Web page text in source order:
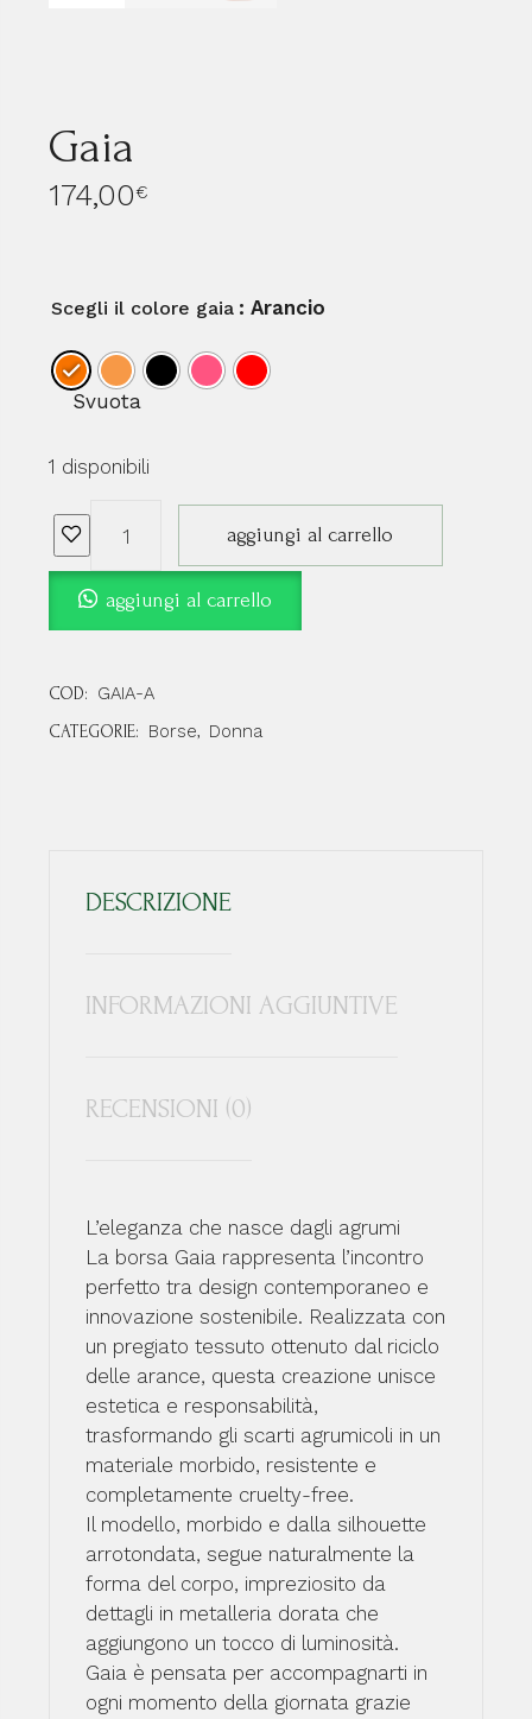
Gaia
174,00€
Scegli il colore gaia : Arancio
Svuota
1 disponibili
Gaia quantità
aggiungi al carrello
aggiungi al carrello
COD: GAIA-A
CATEGORIE: Borse, Donna
DESCRIZIONE
INFORMAZIONI AGGIUNTIVE
RECENSIONI (0)
L’eleganza che nasce dagli agrumi
La borsa Gaia rappresenta l’incontro
perfetto tra design contemporaneo e
innovazione sostenibile. Realizzata con
un pregiato tessuto ottenuto dal riciclo
delle arance, questa creazione unisce
estetica e responsabilità,
trasformando gli scarti agrumicoli in un
materiale morbido, resistente e
completamente cruelty-free.
Il modello, morbido e dalla silhouette
arrotondata, segue naturalmente la
forma del corpo, impreziosito da
dettagli in metalleria dorata che
aggiungono un tocco di luminosità.
Gaia è pensata per accompagnarti in
ogni momento della giornata grazie